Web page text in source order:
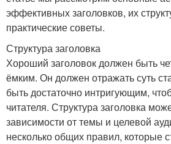
эффективных заголовков, их
практические советы.
Структура заголовка
Хороший заголовок должен быть
ёмким. Он должен отражать суть
быть достаточно интригующим,
читателя. Структура заголовка
зависимости от темы и целевой
несколько общих правил, которые